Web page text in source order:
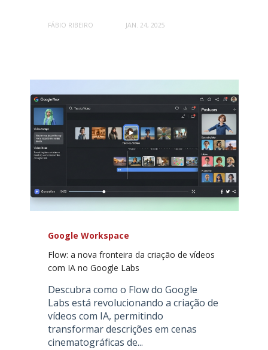
FÁBIO RIBEIRO JAN. 24, 2025
Google Workspace
Flow: a nova fronteira da criação de vídeos
com IA no Google Labs
Descubra como o Flow do Google
Labs está revolucionando a criação de
vídeos com IA, permitindo
transformar descrições em cenas
cinematográficas de...